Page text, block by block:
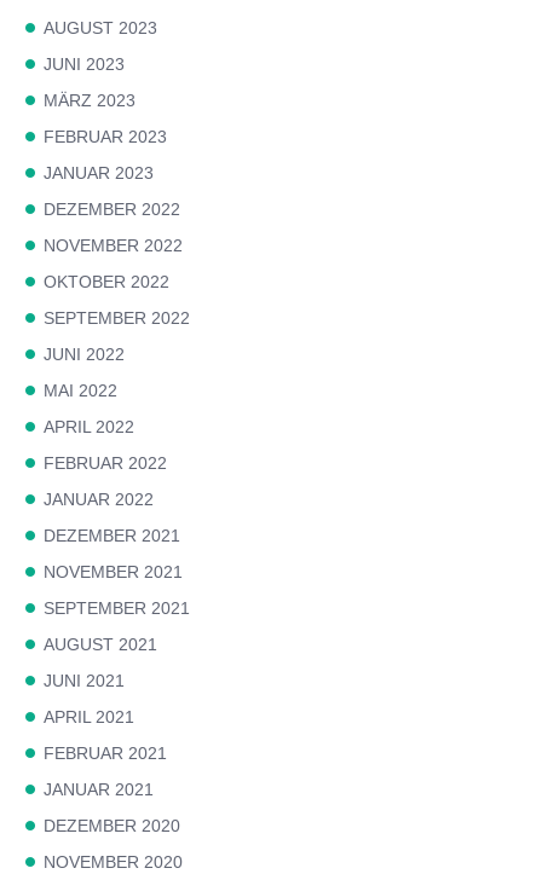
AUGUST 2023
JUNI 2023
MÄRZ 2023
FEBRUAR 2023
JANUAR 2023
DEZEMBER 2022
NOVEMBER 2022
OKTOBER 2022
SEPTEMBER 2022
JUNI 2022
MAI 2022
APRIL 2022
FEBRUAR 2022
JANUAR 2022
DEZEMBER 2021
NOVEMBER 2021
SEPTEMBER 2021
AUGUST 2021
JUNI 2021
APRIL 2021
FEBRUAR 2021
JANUAR 2021
DEZEMBER 2020
NOVEMBER 2020